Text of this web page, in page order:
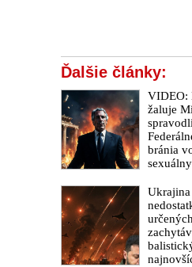
Ďalšie články:
VIDEO:
žaluje
bránia
siete
Ten mal
dve